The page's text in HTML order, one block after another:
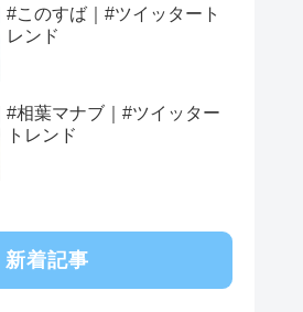
#このすば｜#ツイッタート
レンド
#相葉マナブ｜#ツイッター
トレンド
新着記事